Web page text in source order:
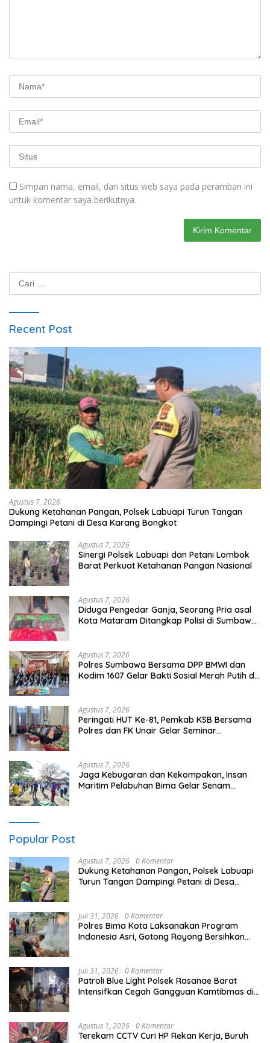
Simpan nama, email, dan situs web saya pada peramban ini
untuk komentar saya berikutnya.
Cari
untuk:
Recent Post
Agustus 7, 2026
Dukung Ketahanan Pangan, Polsek Labuapi Turun Tangan
Dampingi Petani di Desa Karang Bongkot
Agustus 7, 2026
Sinergi Polsek Labuapi dan Petani Lombok
Barat Perkuat Ketahanan Pangan Nasional
Agustus 7, 2026
Diduga Pengedar Ganja, Seorang Pria asal
Kota Mataram Ditangkap Polisi di Sumbawa
Agustus 7, 2026
Polres Sumbawa Bersama DPP BMWI dan
Kodim 1607 Gelar Bakti Sosial Merah Putih di
Agustus 7, 2026
Peringati HUT Ke-81, Pemkab KSB Bersama
Polres dan FK Unair Gelar Seminar
Agustus 7, 2026
Jaga Kebugaran dan Kekompakan, Insan
Maritim Pelabuhan Bima Gelar Senam
Popular Post
Agustus 7, 2026 0 Komentar
Dukung Ketahanan Pangan, Polsek Labuapi
Turun Tangan Dampingi Petani di Desa
Juli 31, 2026 0 Komentar
Polres Bima Kota Laksanakan Program
Indonesia Asri, Gotong Royong Bersihkan
Juli 31, 2026 0 Komentar
Patroli Blue Light Polsek Rasanae Barat
Intensifkan Cegah Gangguan Kamtibmas di
Agustus 1, 2026 0 Komentar
Terekam CCTV Curi HP Rekan Kerja, Buruh